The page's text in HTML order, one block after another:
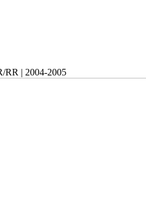
| 2004-2005